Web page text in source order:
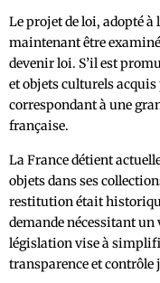
Le projet de loi, adopté
maintenant être
devenir loi. S’il est
et objets culturels acquis
correspondant à une
française.
La France détient
objets dans ses
restitution était
demande nécessitant un
législation vise à
transparence et contrôle